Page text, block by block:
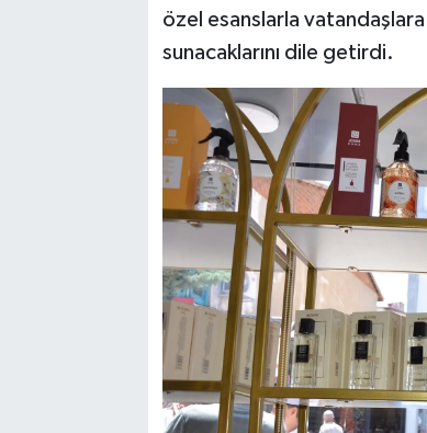
özel esanslarla vatandaşlara
sunacaklarını dile getirdi.